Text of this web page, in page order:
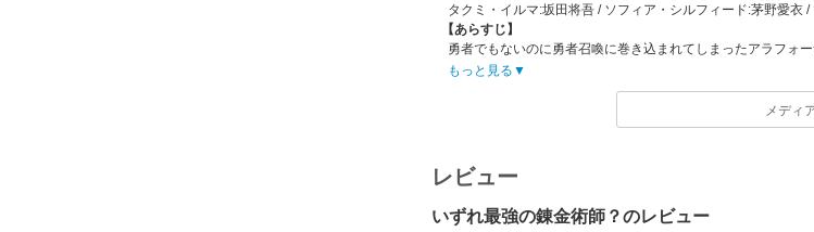
タクミ・イルマ:坂田将吾 / ソフィア・シルフィード:茅野愛衣
【あらすじ】
勇者でもないのに勇者召喚に巻き込まれてしまったアラフォ
なってしまったタクミは、「巻き込んだお詫びに」と女神ノ
のファンタジー世界『ミルドガルド』で人生をリトライする
縁の穏やかで慎ましい異世界ライフを希望――のはずが与え
ルだった……！ひょんなことから手にしたチートスキルで、
スタジオコメット
【スタッフ情報】
原作:小狐丸（アルファポリス刊） / キャラクター原案:人米 / 漫
監督:葛谷直行
もっと見る
メディ
レビュー
いずれ最強の錬金術師？のレビュー